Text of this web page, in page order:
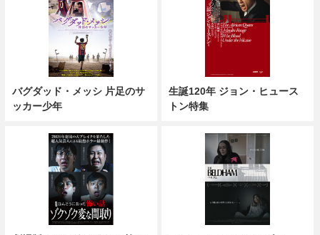
バグダッド・メッシ 片足のサ
ッカー少年
生誕120年 ジョン・ヒュース
トン特集